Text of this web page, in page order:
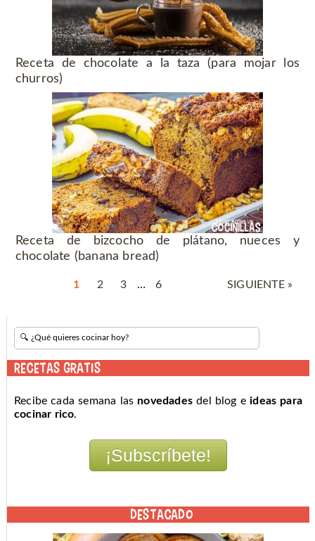
Receta de chocolate a la taza (para mojar los
churros)
Receta de bizcocho de plátano, nueces y
chocolate (banana bread)
1 2 3 … 6 SIGUIENTE »
RECETAS GRATIS
Recibe cada semana las novedades del blog eideas para
cocinar rico.
DESTACADO